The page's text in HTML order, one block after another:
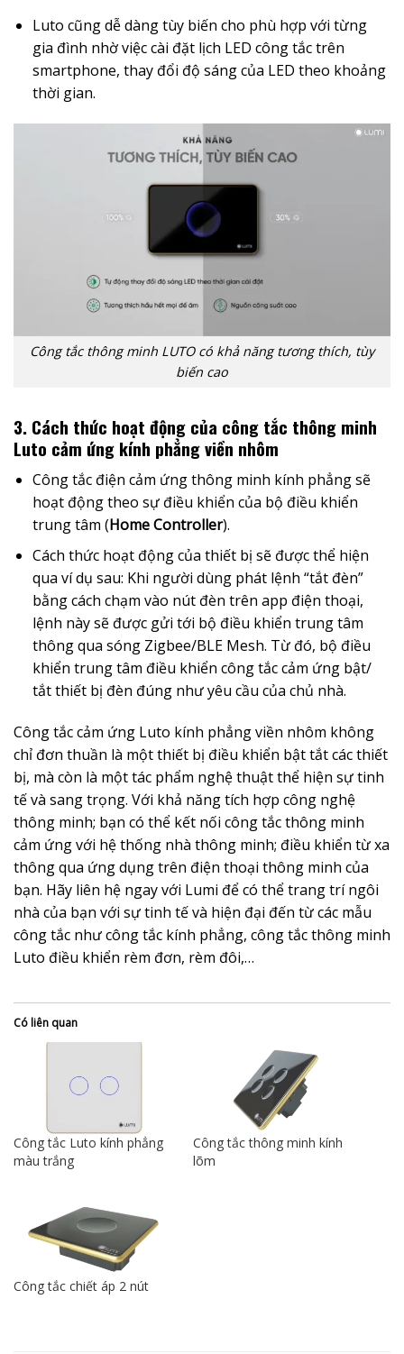
Luto cũng dễ dàng tùy biến cho phù hợp với từng
gia đình nhờ việc cài đặt lịch LED công tắc trên
smartphone, thay đổi độ sáng của LED theo khoảng
thời gian.
Công tắc thông minh LUTO có khả năng tương thích, tùy
biến cao
3. Cách thức hoạt động của công tắc thông minh
Luto cảm ứng kính phẳng viền nhôm
Công tắc điện cảm ứng thông minh kính phẳng sẽ
hoạt động theo sự điều khiển của bộ điều khiển
trung tâm (Home Controller).
Cách thức hoạt động của thiết bị sẽ được thể hiện
qua ví dụ sau: Khi người dùng phát lệnh “tắt đèn”
bằng cách chạm vào nút đèn trên app điện thoại,
lệnh này sẽ được gửi tới bộ điều khiển trung tâm
thông qua sóng Zigbee/BLE Mesh. Từ đó, bộ điều
khiển trung tâm điều khiển công tắc cảm ứng bật/
tắt thiết bị đèn đúng như yêu cầu của chủ nhà.
Công tắc cảm ứng Luto kính phẳng viền nhôm không
chỉ đơn thuần là một thiết bị điều khiển bật tắt các thiết
bị, mà còn là một tác phẩm nghệ thuật thể hiện sự tinh
tế và sang trọng. Với khả năng tích hợp công nghệ
thông minh; bạn có thể kết nối công tắc thông minh
cảm ứng với hệ thống nhà thông minh; điều khiển từ xa
thông qua ứng dụng trên điện thoại thông minh của
bạn. Hãy liên hệ ngay với Lumi để có thể trang trí ngôi
nhà của bạn với sự tinh tế và hiện đại đến từ các mẫu
công tắc như công tắc kính phẳng, công tắc thông minh
Luto điều khiển rèm đơn, rèm đôi,…
Có liên quan
Công tắc Luto kính phẳng
màu trắng
Công tắc thông minh kính
lõm
Công tắc chiết áp 2 nút